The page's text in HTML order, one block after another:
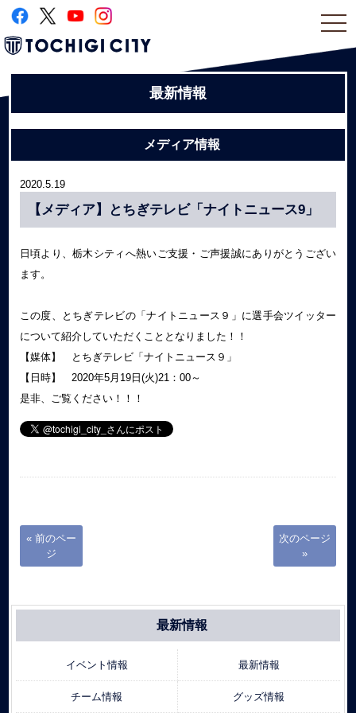
最新情報
メディア情報
2020.5.19
【メディア】とちぎテレビ「ナイトニュース9」
日頃より、栃木シティへ熱いご支援・ご声援誠にありがとうござい
ます。
この度、とちぎテレビの「ナイトニュース９」に選手会ツイッター
について紹介していただくこととなりました！！
【媒体】 とちぎテレビ「ナイトニュース９」
【日時】 2020年5月19日(火)21：00～
是非、ご覧ください！！！
« 前のペー
ジ
次のページ
»
最新情報
イベント情報 最新情報
チーム情報 グッズ情報